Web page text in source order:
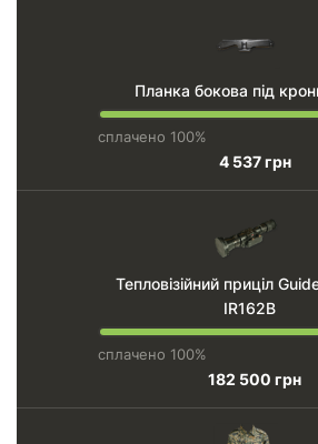
Планка бокова під
сплачено 100%
4 537 грн
Тепловізійний приціл
IR162B
сплачено 100%
182 500 грн